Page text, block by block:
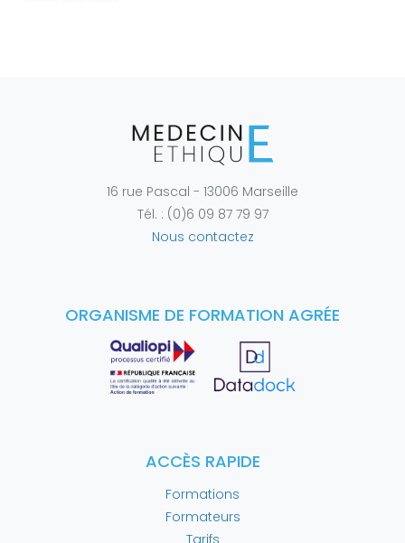
16 rue Pascal - 13006 Marseille
Tél. : (0)6 09 87 79 97
Nous contactez
ORGANISME DE FORMATION AGRÉE
ACCÈS RAPIDE
Formations
Formateurs
Tarifs